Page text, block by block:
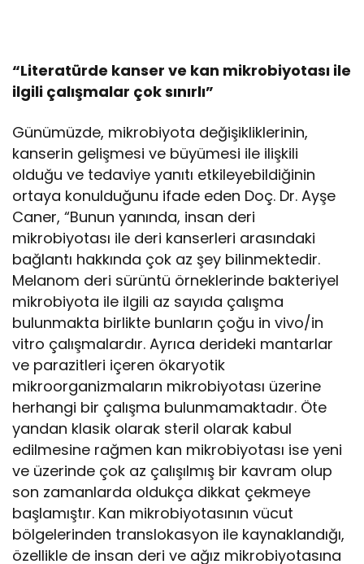
“Literatürde kanser ve kan mikrobiyotası ile
ilgili çalışmalar çok sınırlı”
Günümüzde, mikrobiyota değişikliklerinin,
kanserin gelişmesi ve büyümesi ile ilişkili
olduğu ve tedaviye yanıtı etkileyebildiğinin
ortaya konulduğunu ifade eden Doç. Dr. Ayşe
Caner, “Bunun yanında, insan deri
mikrobiyotası ile deri kanserleri arasındaki
bağlantı hakkında çok az şey bilinmektedir.
Melanom deri sürüntü örneklerinde bakteriyel
mikrobiyota ile ilgili az sayıda çalışma
bulunmakta birlikte bunların çoğu in vivo/in
vitro çalışmalardır. Ayrıca derideki mantarlar
ve parazitleri içeren ökaryotik
mikroorganizmaların mikrobiyotası üzerine
herhangi bir çalışma bulunmamaktadır. Öte
yandan klasik olarak steril olarak kabul
edilmesine rağmen kan mikrobiyotası ise yeni
ve üzerinde çok az çalışılmış bir kavram olup
son zamanlarda oldukça dikkat çekmeye
başlamıştır. Kan mikrobiyotasının vücut
bölgelerinden translokasyon ile kaynaklandığı,
özellikle de insan deri ve ağız mikrobiyotasına